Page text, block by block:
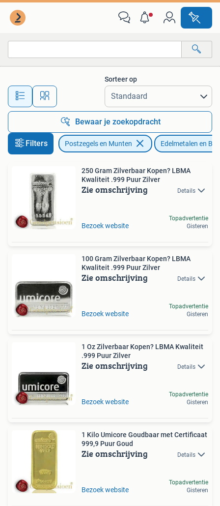
Alle afstanden…
Sorteer op
Bewaar je zoekopdracht
Filters Postzegels en Munten Edelmetalen en
250 Gram Zilverbaar Kopen? LBMA
Kwaliteit .999 Puur Zilver
Zie omschrijving Details
Bezoek website
Topadvertentie
Gisteren
100 Gram Zilverbaar Kopen? LBMA
Kwaliteit .999 Puur Zilver
Zie omschrijving Details
Bezoek website
Topadvertentie
Gisteren
1 Oz Zilverbaar Kopen? LBMA Kwaliteit
.999 Puur Zilver
Zie omschrijving Details
Bezoek website
Topadvertentie
Gisteren
1 Kilo Umicore Goudbaar met Certificaat
999,9 Puur Goud
Zie omschrijving Details
Bezoek website
Topadvertentie
Gisteren